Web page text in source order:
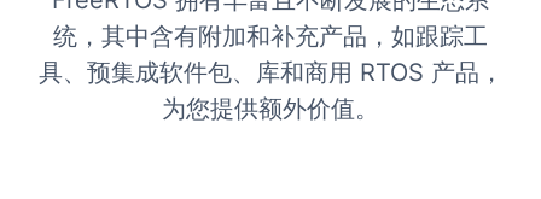
统，其中含有附加和补充产品，如跟踪工
具、预集成软件包、库和商用 RTOS 产品，
为您提供额外价值。